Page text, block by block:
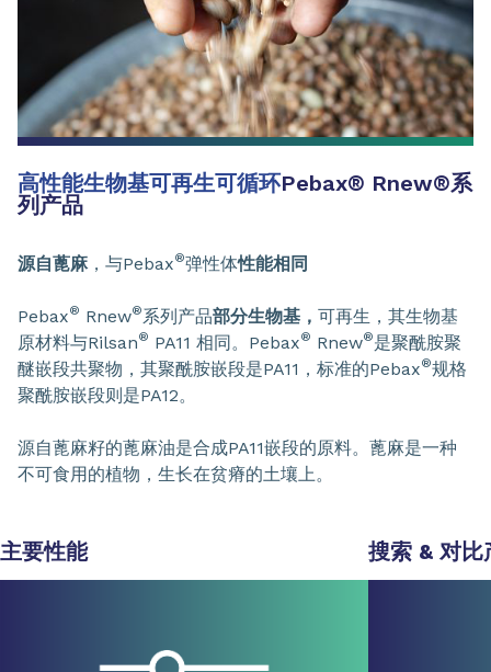
高性能生物基可再生可循环Pebax® Rnew®系
列产品
源自蓖麻，与Pebax®弹性体性能相同
Pebax® Rnew®系列产品部分生物基， 可再生，其生物基
原材料与Rilsan® PA11 相同。Pebax® Rnew®是聚酰胺聚
醚嵌段共聚物，其聚酰胺嵌段是PA11，标准的Pebax®规格
聚酰胺嵌段则是PA12。
源自蓖麻籽的蓖麻油是合成PA11嵌段的原料。蓖麻是一种
不可食用的植物，生长在贫瘠的土壤上。
主要性能 搜索 & 对比